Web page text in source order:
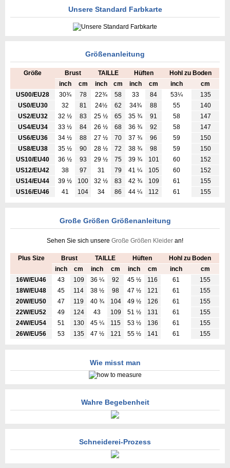
Unsere Standard Farbkarte
Größenanleitung
Größe Brust TAILLE Hüften
Hohl zu Boden
inch
cm inch cm inch cm inch
cm
US00/EU28
30¾ 78 22¾ 58 33 84 53¼
135
US0/EU30
32 81 24½ 62 34¾ 88 55
140
US2/EU32
32 ½ 83 25 ½ 65 35 ¾ 91 58
147
US4/EU34
33 ½ 84 26 ½ 68 36 ¾ 92 58
147
US6/EU36
34 ½ 88 27 ½ 70 37 ¾ 96 59
150
US8/EU38
35 ½ 90 28 ½ 72 38 ¾ 98 59
150
US10/EU40
36 ½ 93 29 ½ 75 39 ¾ 101 60
152
US12/EU42
38 97 31 79 41 ¼ 105 60
152
US14/EU44
39 ½ 100 32 ½ 83 42 ¾ 109 61
155
US16/EU46
41 104 34 86 44 ¼ 112 61 155
Große Größen Größenanleitung
Sehen Sie sich unsere Große Größen Kleider an!
Plus Size Brust TAILLE Hüften
Hohl zu Boden
inch
cm inch cm inch cm inch
cm
16W/EU46
43 109 36 ¼ 92 45 ½ 116 61
155
18W/EU48
45 114 38 ½ 98 47 ½ 121 61
155
20W/EU50
47 119 40 ¾ 104 49 ½ 126 61
155
22W/EU52
49 124 43 109 51 ½ 131 61
155
24W/EU54
51 130 45 ¼ 115 53 ½ 136 61
155
26W/EU56
53 135 47 ½ 121 55 ½ 141 61 155
Wie misst man
Wahre Begebenheit
Schneiderei-Prozess